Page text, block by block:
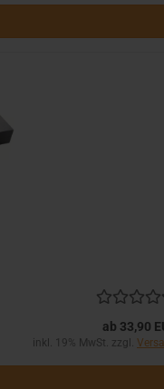
ab 33,90
inkl. 19% MwSt. zzgl.